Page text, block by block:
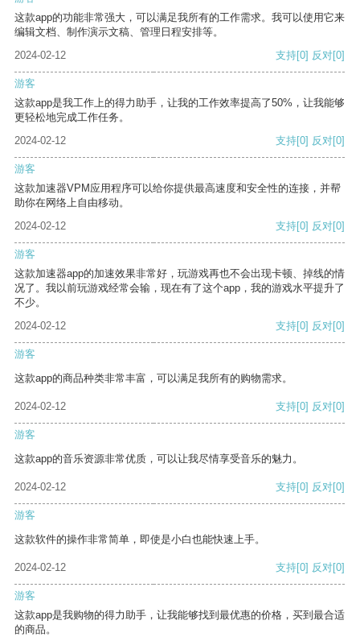
这款app的功能非常强大，可以满足我所有的工作需求。我可以使用它来
编辑文档、制作演示文稿、管理日程安排等。
2024-02-12
支持[0] 反对[0]
游客
这款app是我工作上的得力助手，让我的工作效率提高了50%，让我能够
更轻松地完成工作任务。
2024-02-12
支持[0] 反对[0]
游客
这款加速器VPM应用程序可以给你提供最高速度和安全性的连接，并帮
助你在网络上自由移动。
2024-02-12
支持[0] 反对[0]
游客
这款加速器app的加速效果非常好，玩游戏再也不会出现卡顿、掉线的情
况了。我以前玩游戏经常会输，现在有了这个app，我的游戏水平提升了
不少。
2024-02-12
支持[0] 反对[0]
游客
这款app的商品种类非常丰富，可以满足我所有的购物需求。
2024-02-12 支持[0] 反对[0]
游客
这款app的音乐资源非常优质，可以让我尽情享受音乐的魅力。
2024-02-12 支持[0] 反对[0]
游客
这款软件的操作非常简单，即使是小白也能快速上手。
2024-02-12 支持[0] 反对[0]
游客
这款app是我购物的得力助手，让我能够找到最优惠的价格，买到最合适
的商品。